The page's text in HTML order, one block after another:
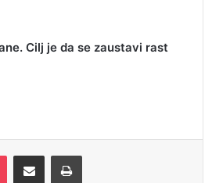
Cilj je da se zaustavi rast